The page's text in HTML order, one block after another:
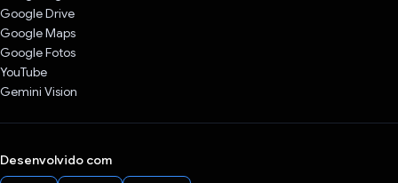
Google Drive
Google Maps
Google Fotos
YouTube
Gemini Vision
Desenvolvido com